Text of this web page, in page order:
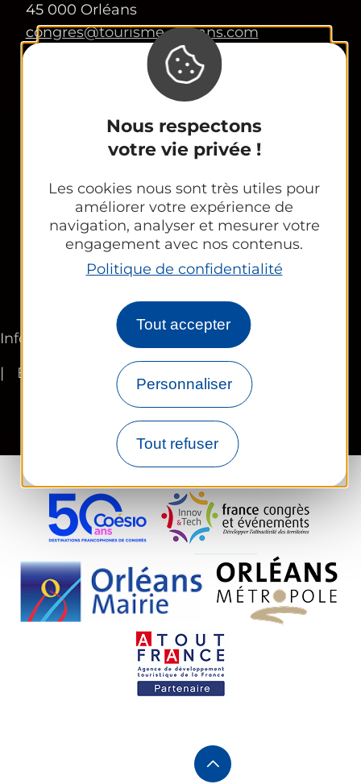
Nous respectons
votre vie privée !
Les cookies nous sont très utiles pour
améliorer votre expérience de
navigation, analyser et mesurer votre
engagement avec nos contenus.
Politique de confidentialité
Tout accepter
Personnaliser
Tout refuser
45 000 Orléans
congres@tourisme-orleans.com
02 38 24 01 69
Contactez-nous
Espace Partenaires
CE et groupes
Informations légales Plan du site
EN